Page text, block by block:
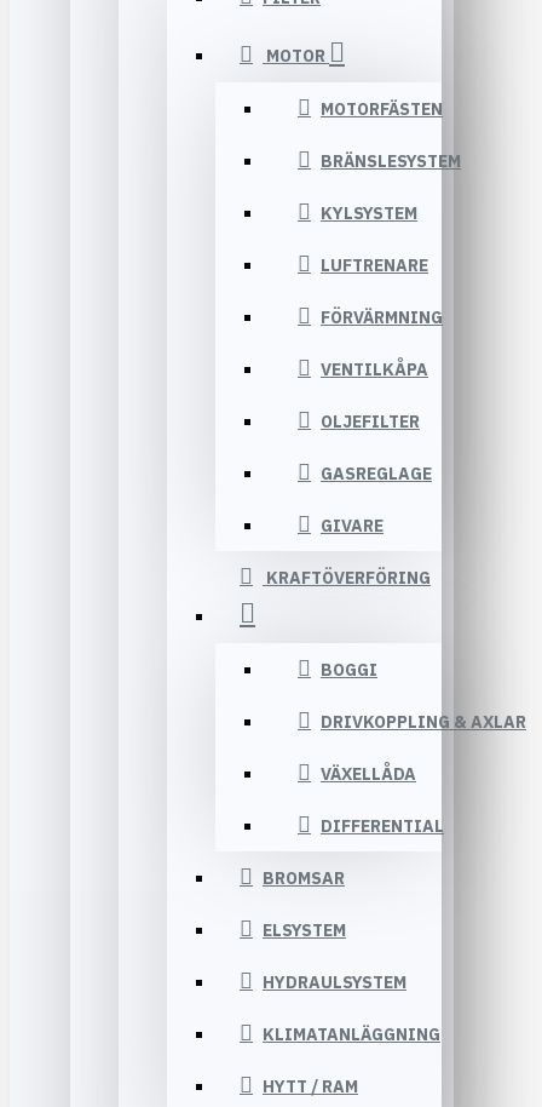
MOTOR
MOTORFÄSTEN
BRÄNSLESYSTEM
KYLSYSTEM
LUFTRENARE
FÖRVÄRMNING
VENTILKÅPA
OLJEFILTER
GASREGLAGE
GIVARE
KRAFTÖVERFÖRING
BOGGI
DRIVKOPPLING & AXLAR
VÄXELLÅDA
DIFFERENTIAL
BROMSAR
ELSYSTEM
HYDRAULSYSTEM
KLIMATANLÄGGNING
HYTT / RAM